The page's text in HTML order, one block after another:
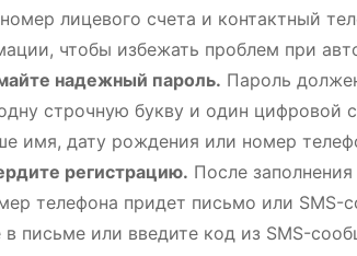
лицевого счета и контактный
чтобы избежать проблем при
надежный пароль. Пароль
строчную букву и один цифровой
имя, дату рождения или номер
регистрацию. После
телефона придет письмо или
в письме или введите код из SMS-